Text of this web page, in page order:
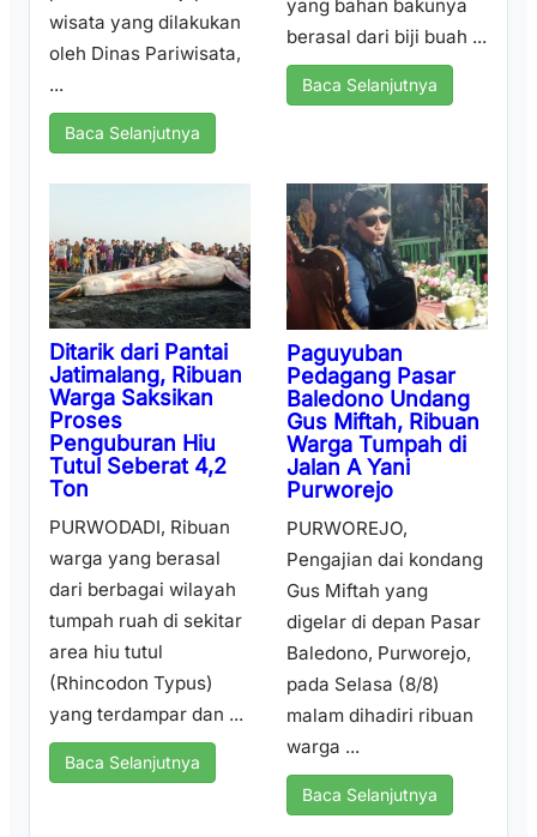
wisata yang dilakukan
oleh Dinas Pariwisata,
...
Baca Selanjutnya
yang bahan bakunya
berasal dari biji buah ...
Baca Selanjutnya
Ditarik dari Pantai
Jatimalang, Ribuan
Warga Saksikan
Proses
Penguburan Hiu
Tutul Seberat 4,2
Ton
PURWODADI, Ribuan
warga yang berasal
dari berbagai wilayah
tumpah ruah di sekitar
area hiu tutul
(Rhincodon Typus)
yang terdampar dan ...
Baca Selanjutnya
Paguyuban
Pedagang Pasar
Baledono Undang
Gus Miftah, Ribuan
Warga Tumpah di
Jalan A Yani
Purworejo
PURWOREJO,
Pengajian dai kondang
Gus Miftah yang
digelar di depan Pasar
Baledono, Purworejo,
pada Selasa (8/8)
malam dihadiri ribuan
warga ...
Baca Selanjutnya